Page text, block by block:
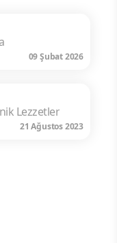
09 Şubat 2026
Lezzetler
21 Ağustos 2023